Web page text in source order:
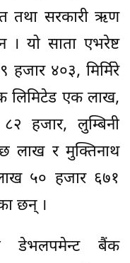
तथा सरकारी ऋण
। यो साता एभरेष्ट
४०३, मिर्मिरे
लिमिटेड एक लाख,
हजार, लुम्बिनी
लाख र मुक्तिनाथ
५० हजार ६७१
छन् ।
डेभलपमेन्ट बैंक